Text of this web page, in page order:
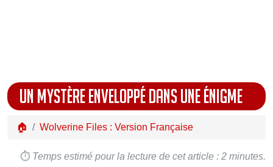
UN MYSTÈRE ENVELOPPÉ DANS UNE ÉNIGME
🏠 Wolverine Files : Version Française
⏱️ Temps estimé pour la lecture de cet article : 2 minutes.